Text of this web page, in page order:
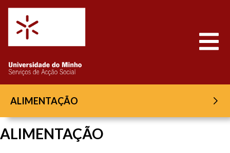
Saltar para o conteúdo
ALIMENTAÇÃO
ALIMENTAÇÃO